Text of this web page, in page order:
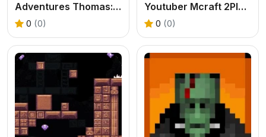
Adventures Thomas: Draw and Erase
0 (0)
Youtuber Mcraft 2Player
0 (0)